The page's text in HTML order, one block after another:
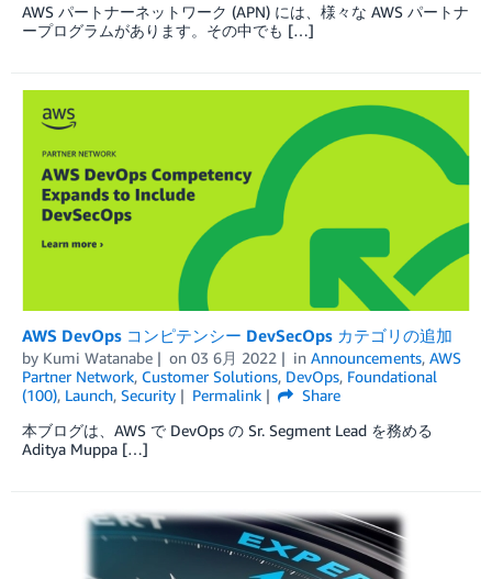
AWS パートナーネットワーク (APN) には、様々な AWS パートナ
ープログラムがあります。その中でも […]
AWS DevOps コンピテンシー DevSecOps カテゴリの追加
by Kumi Watanabe on 03 6月 2022 in Announcements, AWS
Partner Network, Customer Solutions, DevOps, Foundational
(100), Launch, Security Permalink
Share
本ブログは、AWS で DevOps の Sr. Segment Lead を務める
Aditya Muppa […]